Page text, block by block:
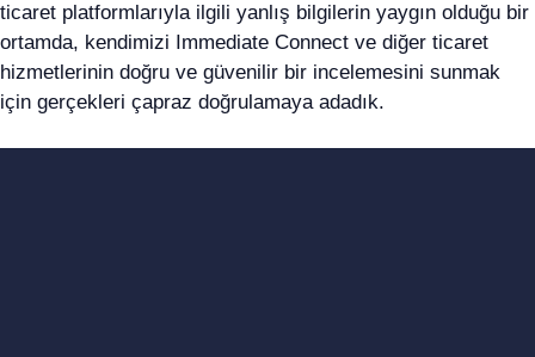
ticaret platformlarıyla ilgili yanlış bilgilerin yaygın olduğu bir
ortamda, kendimizi Immediate Connect ve diğer ticaret
hizmetlerinin doğru ve güvenilir bir incelemesini sunmak
için gerçekleri çapraz doğrulamaya adadık.